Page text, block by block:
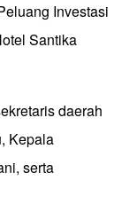
Investasi
Santika
daerah
Kepala
serta